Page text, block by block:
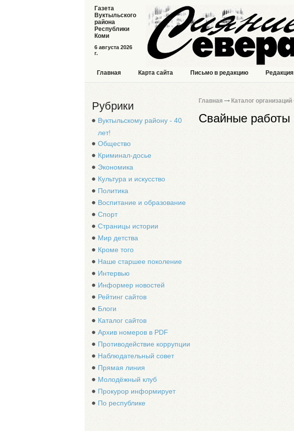
6 августа 2026
г.
Газета
Вуктыльского
района
Республики
Коми
Главная Карта сайта Письмо в редакцию Редакция
Рубрики
Вуктыльскому району - 40
лет!
Общество
Криминал-досье
Экономика
Культура и искусство
Политика
Воспитание и образование
Спорт
Страницы истории
Мир детства
Кроме того
Наше старшее поколение
Интервью
Информер новостей
Рейтинг сайтов
Блоги
Каталог сайтов
Архив номеров в PDF
Противодействие коррупции
Наблюдательный совет
Прямая линия
Молодёжный клуб
Прокурор информирует
По республике
Главная Каталог организаций
Свайные работы